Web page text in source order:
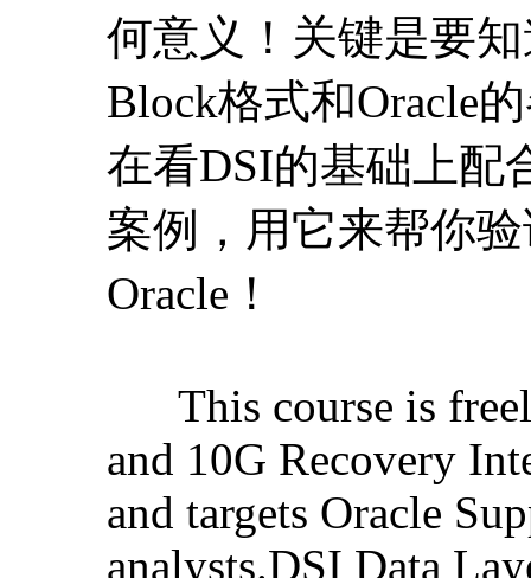
何意义！关键是要
Block格式和Oracle
在看DSI的基础上配
案例，用它来帮你
Oracle！
This course is
and 10G Recovery
and targets Oracle
analysts.DSI Data